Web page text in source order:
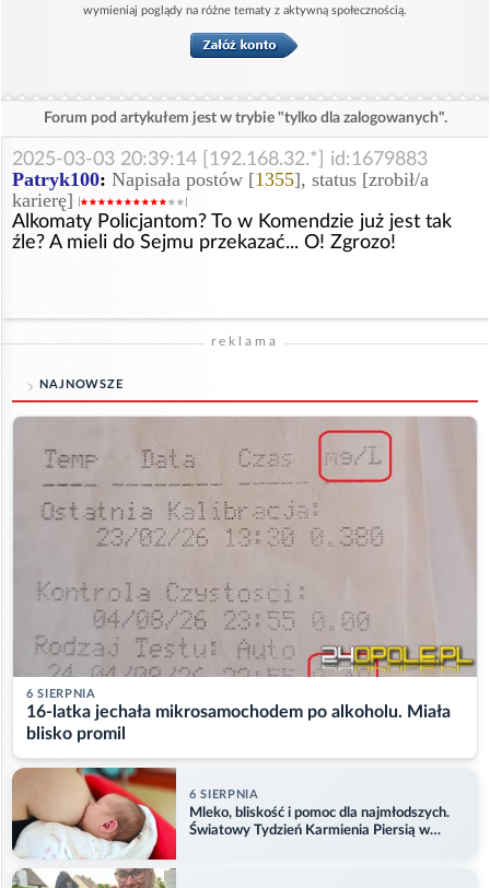
wymieniaj poglądy na różne tematy z aktywną społecznością.
Forum pod artykułem jest w trybie "tylko dla zalogowanych".
2025-03-03 20:39:14 [192.168.32.*] id:1679883
Patryk100: Napisała postów [1355], status [zrobił/a
karierę]
Alkomaty Policjantom? To w Komendzie już jest tak
źle? A mieli do Sejmu przekazać... O! Zgrozo!
reklama
NAJNOWSZE
6 SIERPNIA
16-latka jechała mikrosamochodem po alkoholu. Miała
blisko promil
6 SIERPNIA
Mleko, bliskość i pomoc dla najmłodszych.
Światowy Tydzień Karmienia Piersią w